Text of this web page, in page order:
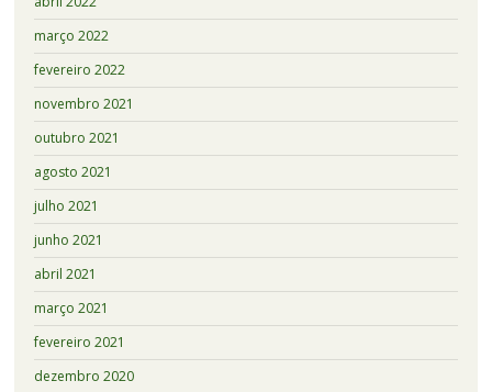
março 2022
fevereiro 2022
novembro 2021
outubro 2021
agosto 2021
julho 2021
junho 2021
abril 2021
março 2021
fevereiro 2021
dezembro 2020